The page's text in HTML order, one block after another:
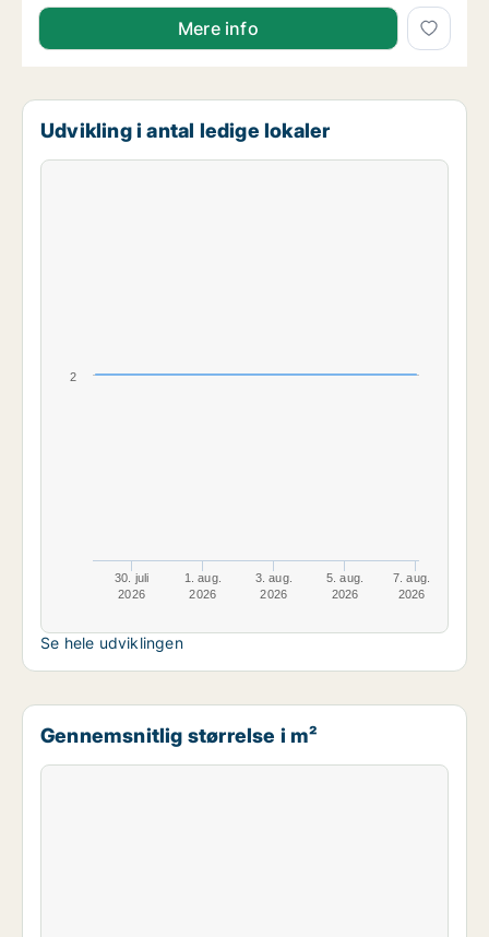
Mere info
Udvikling i antal ledige lokaler
30. juli
2026
1. aug.
2026
3. aug.
2026
5. aug.
2026
7. aug.
2026
2
Se hele udviklingen
Gennemsnitlig størrelse i m²